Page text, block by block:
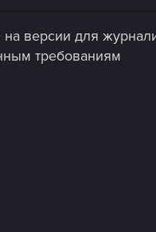
версии для
требованиям